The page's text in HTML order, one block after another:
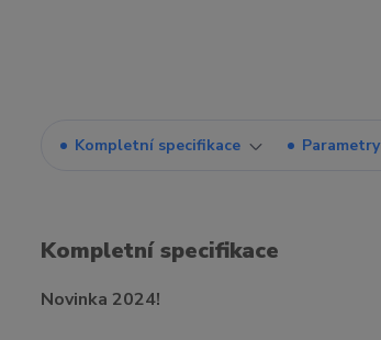
Kompletní specifikace Parametry
Kompletní specifikace
Novinka 2024!